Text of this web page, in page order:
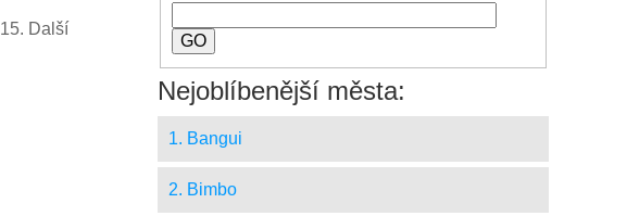
Další
Nejoblíbenější města:
1. Bangui
2. Bimbo